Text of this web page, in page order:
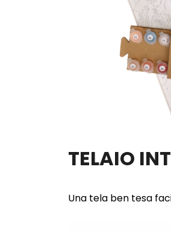
TELAIO
Una tela ben tesa